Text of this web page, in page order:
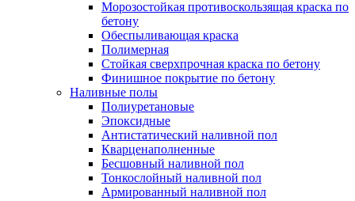
Морозостойкая противоскользящая краска по
бетону
Обеспыливающая краска
Полимерная
Стойкая сверхпрочная краска по бетону
Финишное покрытие по бетону
Наливные полы
Полиуретановые
Эпоксидные
Антистатический наливной пол
Кварценаполненные
Бесшовный наливной пол
Тонкослойный наливной пол
Армированный наливной пол